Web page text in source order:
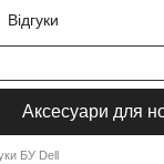
Відгуки
Аксесуари для
БУ Dell